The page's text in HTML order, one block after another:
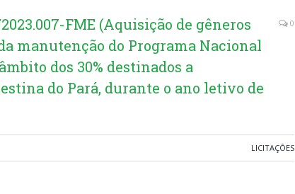
FME (Aquisição de gêneros
manutenção do Programa Nacional
dos 30% destinados a
do Pará, durante o ano letivo de
0
LICITAÇÕES